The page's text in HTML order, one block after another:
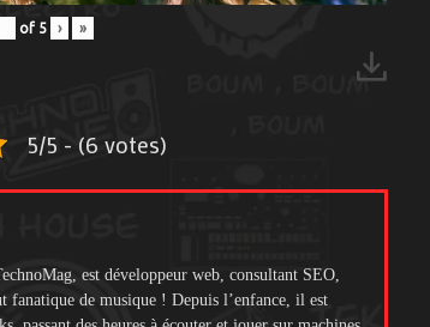
of 5 › »
5/5 - (6 votes)
est développeur web, consultant SEO,
fanatique de musique ! Depuis l’enfance, il est